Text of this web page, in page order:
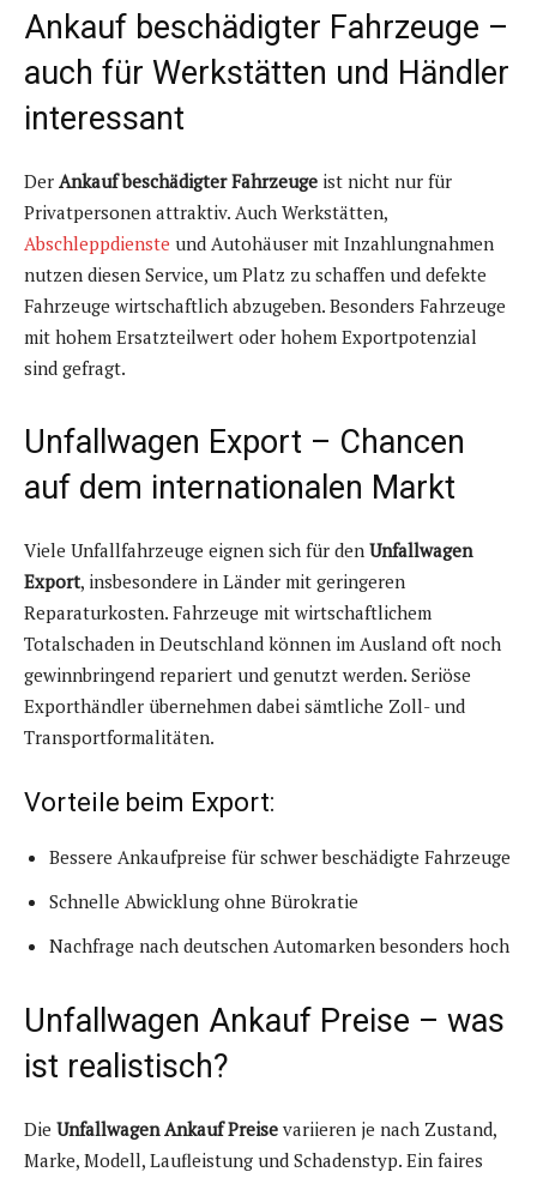
Ankauf beschädigter Fahrzeuge –
auch für Werkstätten und Händler
interessant
Der Ankauf beschädigter Fahrzeuge ist nicht nur für
Privatpersonen attraktiv. Auch Werkstätten,
Abschleppdienste und Autohäuser mit Inzahlungnahmen
nutzen diesen Service, um Platz zu schaffen und defekte
Fahrzeuge wirtschaftlich abzugeben. Besonders Fahrzeuge
mit hohem Ersatzteilwert oder hohem Exportpotenzial
sind gefragt.
Unfallwagen Export – Chancen
auf dem internationalen Markt
Viele Unfallfahrzeuge eignen sich für den Unfallwagen
Export, insbesondere in Länder mit geringeren
Reparaturkosten. Fahrzeuge mit wirtschaftlichem
Totalschaden in Deutschland können im Ausland oft noch
gewinnbringend repariert und genutzt werden. Seriöse
Exporthändler übernehmen dabei sämtliche Zoll- und
Transportformalitäten.
Vorteile beim Export:
Bessere Ankaufpreise für schwer beschädigte Fahrzeuge
Schnelle Abwicklung ohne Bürokratie
Nachfrage nach deutschen Automarken besonders hoch
Unfallwagen Ankauf Preise – was
ist realistisch?
Die Unfallwagen Ankauf Preise variieren je nach Zustand,
Marke, Modell, Laufleistung und Schadenstyp. Ein faires